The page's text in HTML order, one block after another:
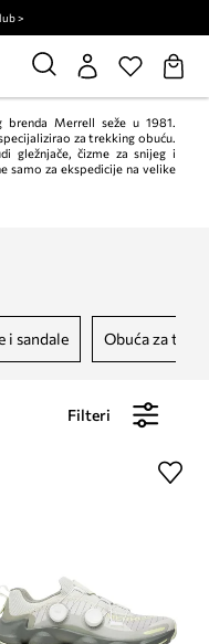
>
brenda Merrell seže u 1981.
za trekking obuću.
gležnjače, čizme za snijeg i
samo za ekspedicije na velike
i sandale obuća za
Filteri